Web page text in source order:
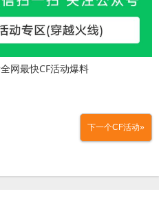
网最快CF活动爆料
下一个CF活动»